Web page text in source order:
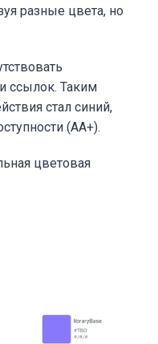
разные цвета, но
ссылок. Таким
стал синий,
(AA+).
цветовая